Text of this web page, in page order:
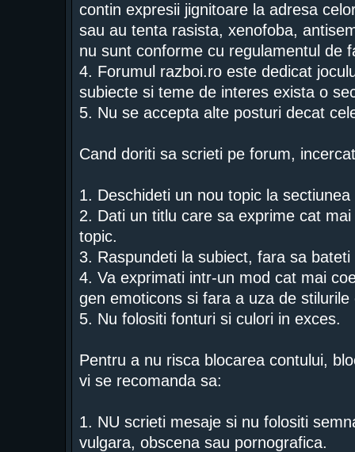
contin expresii jignitoare la adresa
sau au tenta rasista, xenofoba,
nu sunt conforme cu regulamentul de
4. Forumul razboi.ro este dedicat
subiecte si teme de interes exista o
5. Nu se accepta alte posturi decat
Cand doriti sa scrieti pe forum,
1. Deschideti un nou topic la
2. Dati un titlu care sa exprime cat
topic.
3. Raspundeti la subiect, fara sa bateti
4. Va exprimati intr-un mod cat mai
gen emoticons si fara a uza de
5. Nu folositi fonturi si culori in exces.
Pentru a nu risca blocarea contului,
vi se recomanda sa:
1. NU scrieti mesaje si nu folositi
vulgara, obscena sau pornografica.